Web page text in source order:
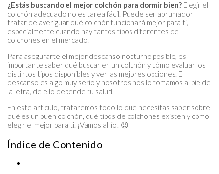
¿Estás buscando el mejor colchón para dormir bien? Elegir el
colchón adecuado no es tarea fácil. Puede ser abrumador
tratar de averiguar qué colchón funcionará mejor para ti,
especialmente cuando hay tantos tipos diferentes de
colchones en el mercado.
Para asegurarte el mejor descanso nocturno posible, es
importante saber qué buscar en un colchón y cómo evaluar los
distintos tipos disponibles y ver las mejores opciones. El
descanso es algo muy serio y nosotros nos lo tomamos al pie de
la letra, de ello depende tu salud.
En este artículo, trataremos todo lo que necesitas saber sobre
qué es un buen colchón, qué tipos de colchones existen y cómo
elegir el mejor para ti. ¡Vamos al lío! 😉
Índice de Contenido